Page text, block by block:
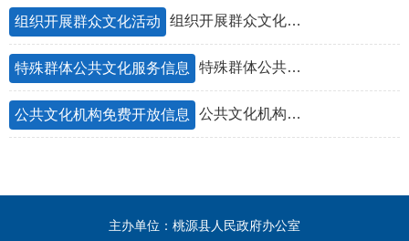
组织开展群众文化活动 组织开展群众文化活动
特殊群体公共文化服务信息 特殊群体公共文化服务信息
公共文化机构免费开放信息 公共文化机构免费开放信息
主办单位：桃源县人民政府办公室